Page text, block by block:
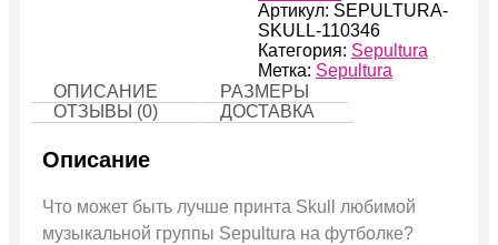
Артикул: SEPULTURA-
SKULL-110346
Категория: Sepultura
Метка: Sepultura
ОПИСАНИЕ
РАЗМЕРЫ
ОТЗЫВЫ (0)
ДОСТАВКА
Описание
Что может быть лучше принта Skull любимой
музыкальной группы Sepultura на футболке?